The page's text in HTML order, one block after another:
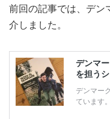
MEDIA– メディ
EVERYDAY
ABOUT US- サイ
前回の記事では、デン
介しました。